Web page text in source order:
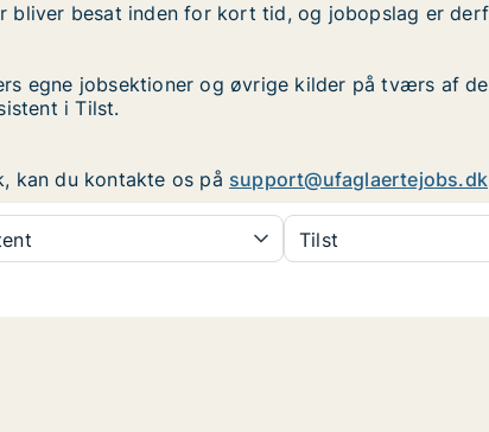
bliver besat inden for kort tid, og jobopslag er
egne jobsektioner og øvrige kilder på tværs af
i Tilst.
kan du kontakte os på support@ufaglaertejobs.dk
Tilst